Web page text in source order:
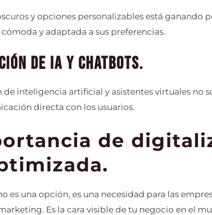
y opciones personalizables está ganando
y adaptada a sus preferencias.
de IA y chatbots.
de inteligencia artificial y asistentes virtuales no
directa con los usuarios.
de
es una opción, es una necesidad para las
Es la cara visible de tu negocio en el